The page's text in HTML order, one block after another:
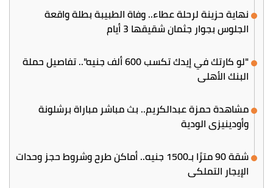
نهاية حزينة لرحلة عطاء.. وفاة الطبيبة بطلة واقعة
الجلوس بجوار جثمان شقيقها 3 أيام
"لو كارتك في إيدك تكسب 600 ألف جنيه".. تفاصيل حملة
البنك الأهلي
مشاهدة حمزة عبدالكريم.. بث مباشر مباراة برشلونة
وأودينيزي الودية
شقة 90 مترًا بـ1500 جنيه.. أماكن طرح وشروط حجز وحدات
الإيجار التملكي